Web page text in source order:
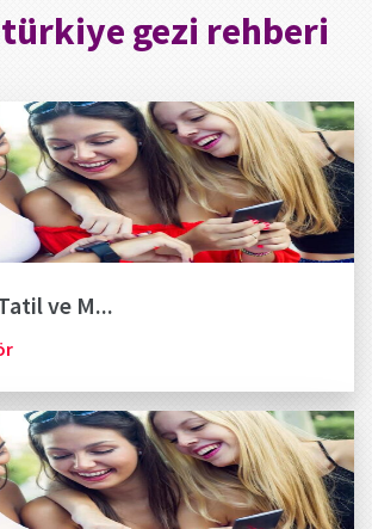
türkiye gezi rehberi
ve M...